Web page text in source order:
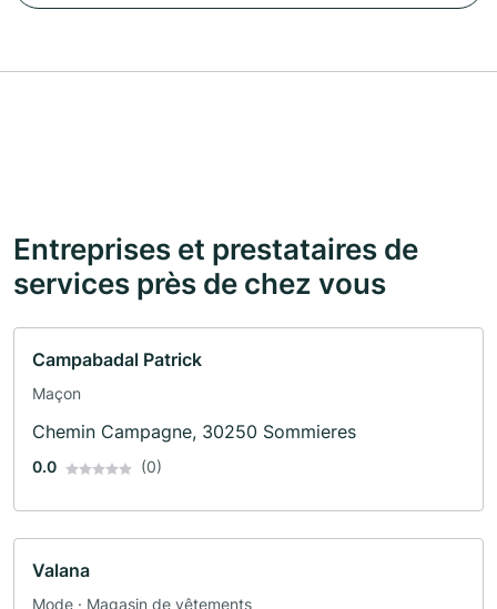
Entreprises et prestataires de
services près de chez vous
Campabadal Patrick
Maçon
Chemin Campagne, 30250 Sommieres
0.0 (0)
Valana
Mode · Magasin de vêtements